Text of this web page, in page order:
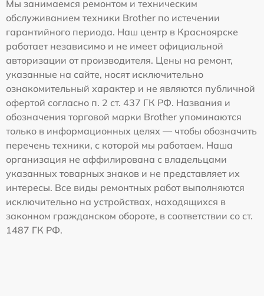
Мы занимаемся ремонтом и техническим
обслуживанием техники Brother по истечении
гарантийного периода. Наш центр в Красноярске
работает независимо и не имеет официальной
авторизации от производителя. Цены на ремонт,
указанные на сайте, носят исключительно
ознакомительный характер и не являются публичной
офертой согласно п. 2 ст. 437 ГК РФ. Названия и
обозначения торговой марки Brother упоминаются
только в информационных целях — чтобы обозначить
перечень техники, с которой мы работаем. Наша
организация не аффилирована с владельцами
указанных товарных знаков и не представляет их
интересы. Все виды ремонтных работ выполняются
исключительно на устройствах, находящихся в
законном гражданском обороте, в соответствии со ст.
1487 ГК РФ.